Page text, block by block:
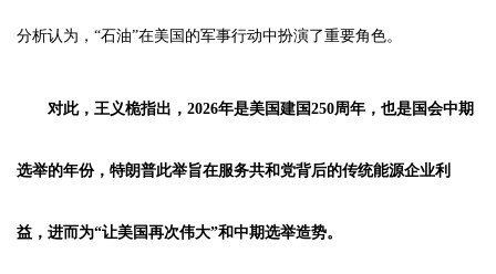
分析认为，“石油”在美国的军事行动中扮演了重要角色。
对此，王义桅指出，2026年是美国建国250周年，也是国会中期
选举的年份，特朗普此举旨在服务共和党背后的传统能源企业利
益，进而为“让美国再次伟大”和中期选举造势。